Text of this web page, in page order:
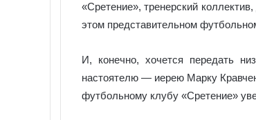
«Сретение», тренерский
этом представительном
И, конечно, хочется передать
настоятелю — иерею Марку
футбольному клубу «Сретение»